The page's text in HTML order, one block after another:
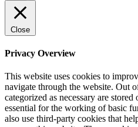
Close
Privacy Overview
This website uses cookies to
navigate through the website. Out
categorized as necessary are
essential for the working of basic
also use third-party cookies that